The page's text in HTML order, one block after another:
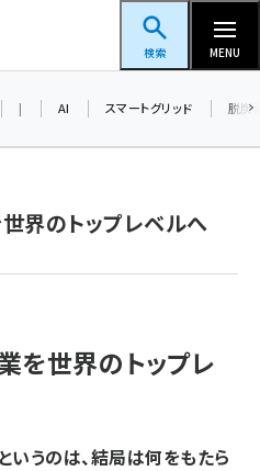
グリッドフォーラム
検索 MENU
| AI スマートグリッド 脱炭
界のトップレベルへ
を世界のトップレ
うのは、結局は何をもたら